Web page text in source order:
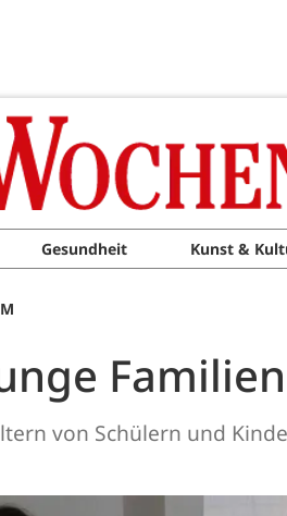
Gesundheit Kunst &
von Schülern und